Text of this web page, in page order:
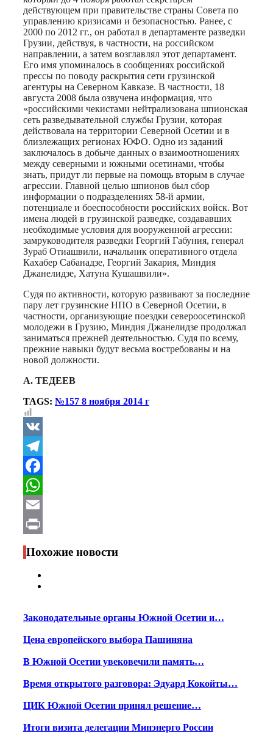
действующем при правительстве страны Совета по
управлению кризисами и безопасностью. Ранее, с
2000 по 2012 гг., он работал в департаменте разведки
Грузии, действуя, в частности, на российском
направлении, а затем возглавлял этот департамент.
Его имя упоминалось в сообщениях российской
прессы по поводу раскрытия сети грузинской
агентуры на Северном Кавказе. В частности, 18
августа 2008 была озвучена информация, что
«российскими чекистами нейтрализована шпионская
сеть разведывательной службы Грузии, которая
действовала на территории Северной Осетии и в
близлежащих регионах ЮФО. Одно из заданий
заключалось в добыче данных о взаимоотношениях
между северными и южными осетинами, чтобы
знать, придут ли первые на помощь вторым в случае
агрессии. Главной целью шпионов был сбор
информации о подразделениях 58-й армии,
потенциале и боеспособности российских войск. Вот
имена людей в грузинской разведке, создававших
необходимые условия для вооруженной агрессии:
замруководителя разведки Георгий Габуния, генерал
Зураб Отиашвили, начальник оперативного отдела
Кахабер Сабанадзе, Георгий Закария, Миндия
Джанелидзе, Хатуна Кушашвили».
Судя по активности, которую развивают за последние
пару лет грузинские НПО в Северной Осетии, в
частности, организующие поездки североосетинской
молодежи в Грузию, Миндия Джанелидзе продолжал
заниматься прежней деятельностью. Судя по всему,
прежние навыки будут весьма востребованы и на
новой должности.
А. ТЕДЕЕВ
TAGS: №157 8 ноября 2014 г
VK
Telegram
Facebook
WhatsApp
Email
Print
Похожие новости
Законодательные органы Южной Осетии и…
Цена европейского выбора Пашиняна
В Южной Осетии увековечили память…
Время открытого разговора: Эдуард Кокойты…
ЦИК Южной Осетии принял решение…
Итоги визита делегации Минэнерго России